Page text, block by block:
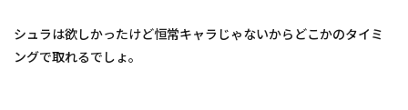
シュラは欲しかったけど恒常キャラじゃないからどこかのタイミ
ングで取れるでしょ。